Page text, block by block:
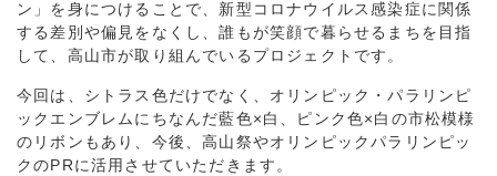
ン」を身につけることで、新型コロナウイルス感染症に関係
する差別や偏見をなくし、誰もが笑顔で暮らせるまちを目指
して、高山市が取り組んでいるプロジェクトです。
今回は、シトラス色だけでなく、オリンピック・パラリンピ
ックエンブレムにちなんだ藍色×白、ピンク色×白の市松模様
のリボンもあり、今後、高山祭やオリンピックパラリンピッ
クのPRに活用させていただきます。